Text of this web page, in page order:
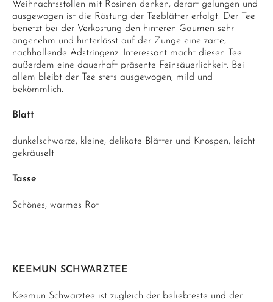
Weihnachtsstollen mit Rosinen denken, derart gelungen und
ausgewogen ist die Röstung der Teeblätter erfolgt. Der Tee
benetzt bei der Verkostung den hinteren Gaumen sehr
angenehm und hinterlässt auf der Zunge eine zarte,
nachhallende Adstringenz. Interessant macht diesen Tee
außerdem eine dauerhaft präsente Feinsäuerlichkeit. Bei
allem bleibt der Tee stets ausgewogen, mild und
bekömmlich.
Blatt
dunkelschwarze, kleine, delikate Blätter und Knospen, leicht
gekräuselt
Tasse
Schönes, warmes Rot
KEEMUN SCHWARZTEE
Keemun Schwarztee ist zugleich der beliebteste und der